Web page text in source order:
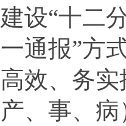
设“十二
通报”方
效、务
、事、